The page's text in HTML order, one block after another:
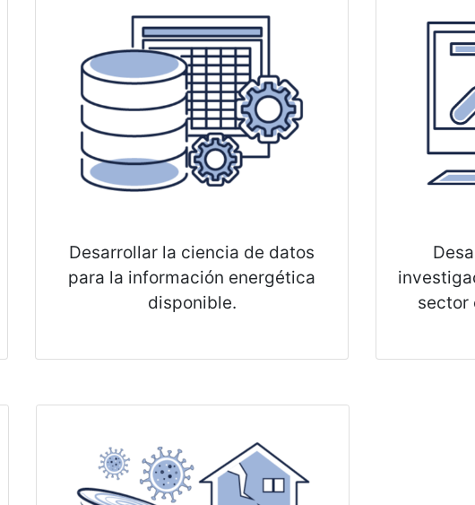
Desarrollar la ciencia de datos
para la información energética